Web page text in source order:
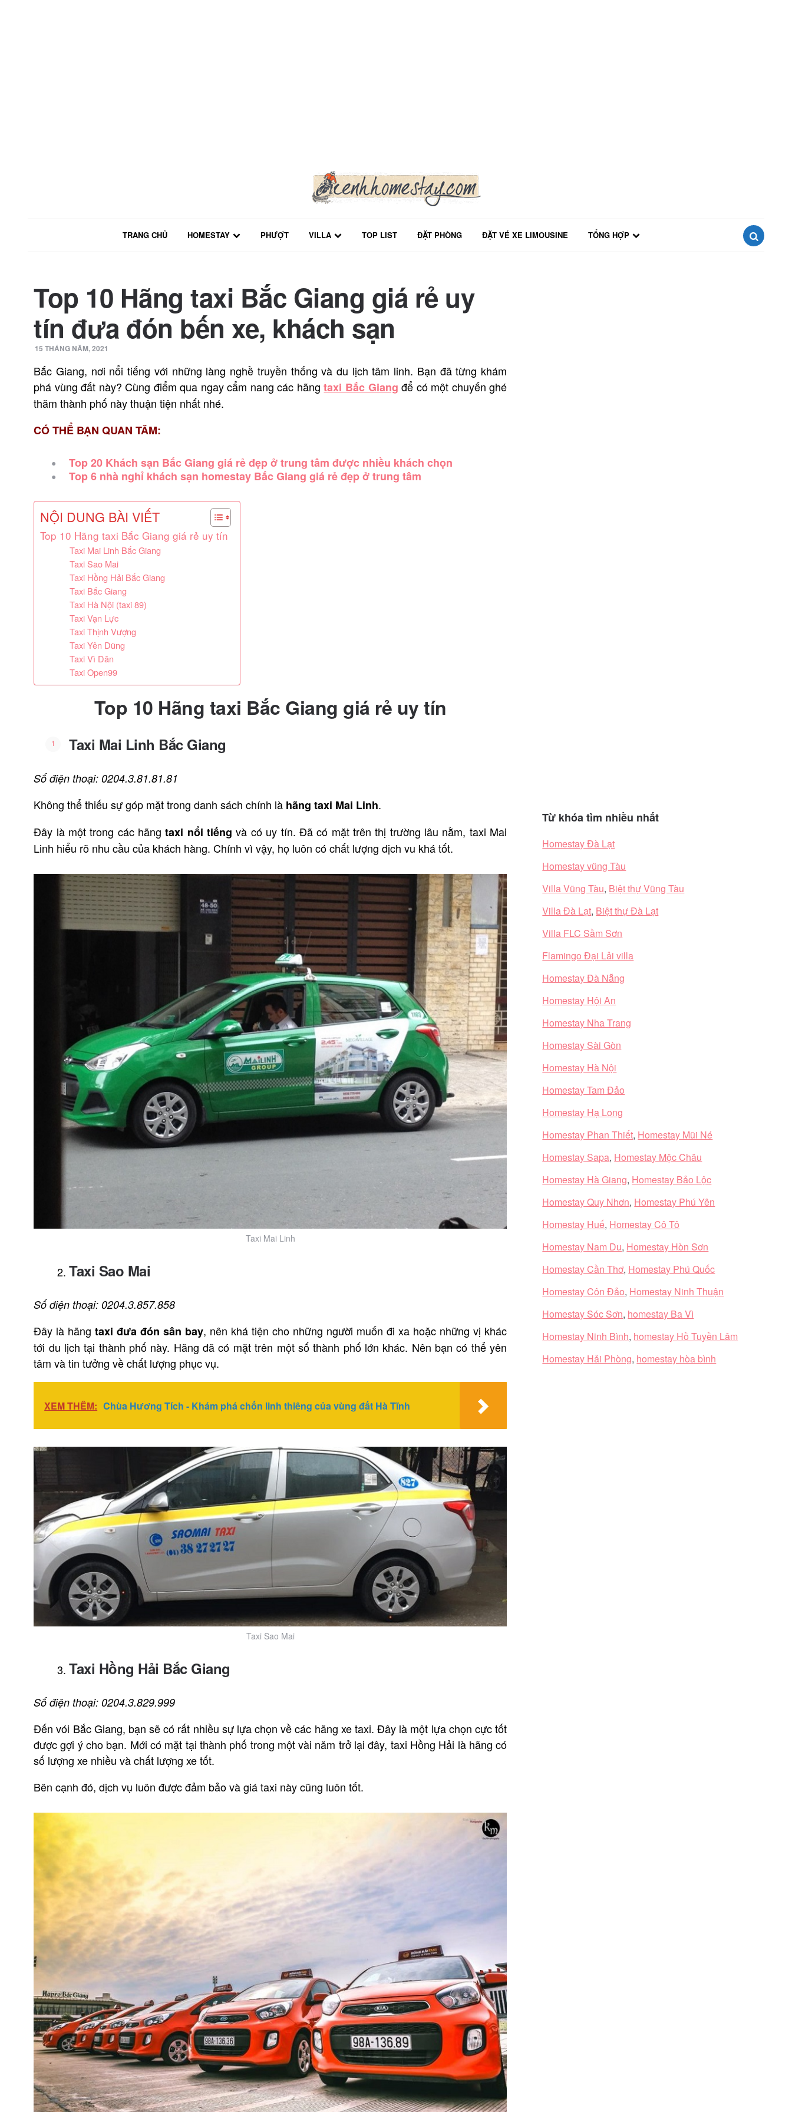
TRANG CHỦ HOMESTAY PHƯỢT VILLA TOP LIST ĐẶT PHÒNG ĐẶT VÉ XE LIMOUSINE
TỔNG HỢP
Top 10 Hãng taxi Bắc Giang giá rẻ uy
tín đưa đón bến xe, khách sạn
15 THÁNG NĂM, 2021
Bắc Giang, nơi nổi tiếng với những làng nghề truyền thống và du lịch tâm linh. Bạn đã từng khám
phá vùng đất này? Cùng điểm qua ngay cẩm nang các hãngtaxi Bắc Giang để có một chuyến ghé
thăm thành phố này thuận tiện nhất nhé.
CÓ THỂ BẠN QUAN TÂM:
Top 20 Khách sạn Bắc Giang giá rẻ đẹp ở trung tâm được nhiều khách chọn
Top 6 nhà nghỉ khách sạn homestay Bắc Giang giá rẻ đẹp ở trung tâm
NỘI DUNG BÀI VIẾT
Top 10 Hãng taxi Bắc Giang giá rẻ uy tín
Taxi Mai Linh Bắc Giang
Taxi Sao Mai
Taxi Hồng Hải Bắc Giang
Taxi Bắc Giang
Taxi Hà Nội (taxi 89)
Taxi Vạn Lực
Taxi Thịnh Vượng
Taxi Yên Dũng
Taxi Vì Dân
Taxi Open99
Top 10 Hãng taxi Bắc Giang giá rẻ uy tín
Taxi Mai Linh Bắc Giang
Số điện thoại: 0204.3.81.81.81
Không thể thiếu sự góp mặt trong danh sách chính là hãng taxi Mai Linh.
Đây là một trong các hãngtaxi nổi tiếng và có uy tín. Đã có mặt trên thị trường lâu nằm, taxi Mai
Linh hiểu rõ nhu cầu của khách hàng. Chính vì vậy, họ luôn có chất lượng dịch vu khá tốt.
Taxi Mai Linh
Taxi Sao Mai
Số điện thoại: 0204.3.857.858
Đây là hãngtaxi đưa đón sân bay, nên khá tiện cho những người muốn đi xa hoặc những vị khác
tới du lịch tại thành phố này. Hãng đã có mặt trên một số thành phố lớn khác. Nên bạn có thể yên
tâm và tin tưởng về chất lượng phục vụ.
XEM THÊM: Chùa Hương Tích - Khám phá chốn linh thiêng của vùng đất Hà Tĩnh
Taxi Sao Mai
Taxi Hồng Hải Bắc Giang
Số điện thoại: 0204.3.829.999
Đến vói Bắc Giang, bạn sẽ có rất nhiều sự lựa chọn về các hãng xe taxi. Đây là một lựa chọn cực tốt
được gợi ý cho bạn. Mới có mặt tại thành phố trong một vài năm trở lại đây, taxi Hồng Hải là hãng có
số lượng xe nhiều và chất lượng xe tốt.
Bên cạnh đó, dịch vụ luôn được đảm bảo và giá taxi này cũng luôn tốt.
Từ khóa tìm nhiều nhất
Homestay Đà Lạt
Homestay vũng Tàu
Villa Vũng Tàu, Biệt thự Vũng Tàu
Villa Đà Lạt, Biệt thự Đà Lạt
Villa FLC Sầm Sơn
Flamingo Đại Lải villa
Homestay Đà Nẵng
Homestay Hội An
Homestay Nha Trang
Homestay Sài Gòn
Homestay Hà Nội
Homestay Tam Đảo
Homestay Hạ Long
Homestay Phan Thiết, Homestay Mũi Né
Homestay Sapa, Homestay Mộc Châu
Homestay Hà Giang, Homestay Bảo Lộc
Homestay Quy Nhơn, Homestay Phú Yên
Homestay Huế, Homestay Cô Tô
Homestay Nam Du, Homestay Hòn Sơn
Homestay Cần Thơ, Homestay Phú Quốc
Homestay Côn Đảo, Homestay Ninh Thuận
Homestay Sóc Sơn, homestay Ba Vì
Homestay Ninh Bình, homestay Hồ Tuyền Lâm
Homestay Hải Phòng, homestay hòa bình